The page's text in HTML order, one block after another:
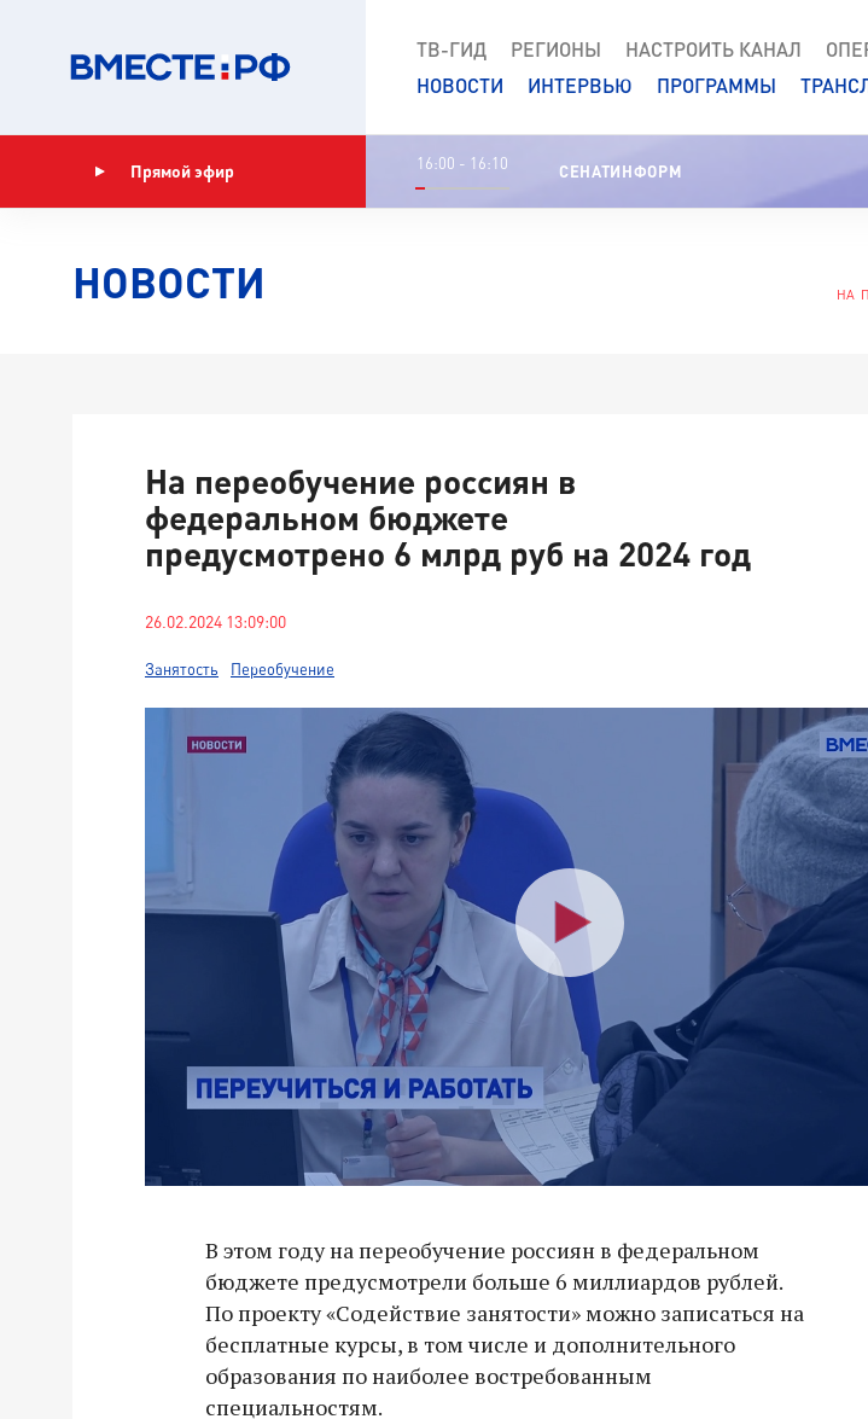
ТВ-ГИД РЕГИОНЫ НАСТРОИТЬ КАНАЛ
НОВОСТИ
ИНТЕРВЬЮ ПРОГРАММЫ
Прямой эфир 16:00 - 16:10 СЕНАТИНФОРМ
НОВОСТИ
НА
На переобучение россиян в
федеральном бюджете
предусмотрено 6 млрд руб на 2024 год
26.02.2024 13:09:00
Занятость Переобучение
В этом году на переобучение россиян в федеральном
бюджете предусмотрели больше 6 миллиардов рублей.
По проекту «Содействие занятости» можно записаться на
бесплатные курсы, в том числе и дополнительного
образования по наиболее востребованным
специальностям.